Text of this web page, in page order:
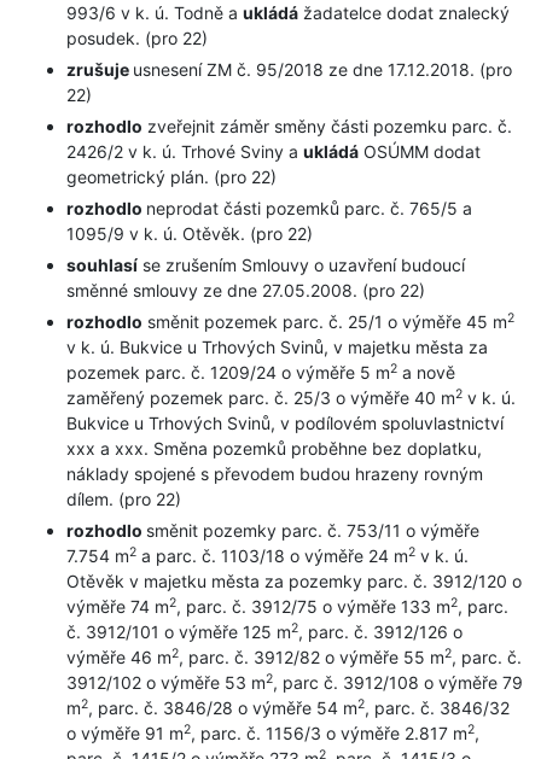
993/6 v k. ú. Todně a ukládá žadatelce dodat znalecký
posudek. (pro 22)
zrušuje usnesení ZM č. 95/2018 ze dne 17.12.2018. (pro
22)
rozhodlo zveřejnit záměr směny části pozemku parc. č.
2426/2 v k. ú. Trhové Sviny a ukládá OSÚMM dodat
geometrický plán. (pro 22)
rozhodlo neprodat části pozemků parc. č. 765/5 a
1095/9 v k. ú. Otěvěk. (pro 22)
souhlasí se zrušením Smlouvy o uzavření budoucí
směnné smlouvy ze dne 27.05.2008. (pro 22)
rozhodlo směnit pozemek parc. č. 25/1 o výměře 45 m2
v k. ú. Bukvice u Trhových Svinů, v majetku města za
pozemek parc. č. 1209/24 o výměře 5 m2 a nově
zaměřený pozemek parc. č. 25/3 o výměře 40 m2 v k. ú.
Bukvice u Trhových Svinů, v podílovém spoluvlastnictví
xxx a xxx. Směna pozemků proběhne bez doplatku,
náklady spojené s převodem budou hrazeny rovným
dílem. (pro 22)
rozhodlo směnit pozemky parc. č. 753/11 o výměře
7.754 m2 a parc. č. 1103/18 o výměře 24 m2 v k. ú.
Otěvěk v majetku města za pozemky parc. č. 3912/120 o
výměře 74 m2, parc. č. 3912/75 o výměře 133 m2, parc.
č. 3912/101 o výměře 125 m2, parc. č. 3912/126 o
výměře 46 m2, parc. č. 3912/82 o výměře 55 m2, parc. č.
3912/102 o výměře 53 m2, parc č. 3912/108 o výměře 79
m2, parc. č. 3846/28 o výměře 54 m2, parc. č. 3846/32
o výměře 91 m2, parc. č. 1156/3 o výměře 2.817 m2,
2